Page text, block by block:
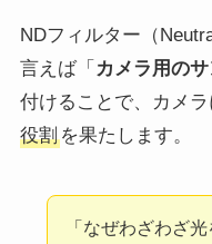
NDフィルター（
言えば「 カメラ用の
付けることで、カメラ
役割を果たします。
「なぜわざわざ